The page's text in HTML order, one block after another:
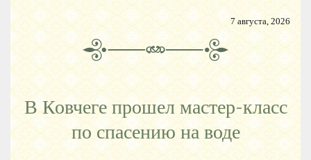
7 августа, 2026
В Ковчеге прошел мастер-класс
по спасению на воде